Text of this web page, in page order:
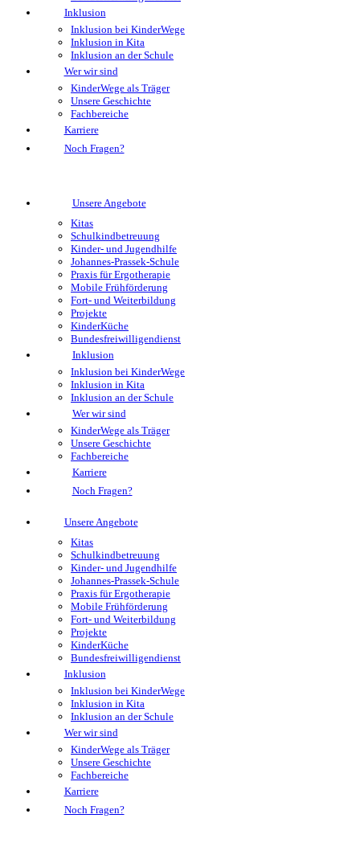
Inklusion
Inklusion bei KinderWege
Inklusion in Kita
Inklusion an der Schule
Wer wir sind
KinderWege als Träger
Unsere Geschichte
Fachbereiche
Karriere
Noch Fragen?
Unsere Angebote
Kitas
Schulkindbetreuung
Kinder- und Jugendhilfe
Johannes-Prassek-Schule
Praxis für Ergotherapie
Mobile Frühförderung
Fort- und Weiterbildung
Projekte
KinderKüche
Bundesfreiwilligendienst
Inklusion
Inklusion bei KinderWege
Inklusion in Kita
Inklusion an der Schule
Wer wir sind
KinderWege als Träger
Unsere Geschichte
Fachbereiche
Karriere
Noch Fragen?
Unsere Angebote
Kitas
Schulkindbetreuung
Kinder- und Jugendhilfe
Johannes-Prassek-Schule
Praxis für Ergotherapie
Mobile Frühförderung
Fort- und Weiterbildung
Projekte
KinderKüche
Bundesfreiwilligendienst
Inklusion
Inklusion bei KinderWege
Inklusion in Kita
Inklusion an der Schule
Wer wir sind
KinderWege als Träger
Unsere Geschichte
Fachbereiche
Karriere
Noch Fragen?